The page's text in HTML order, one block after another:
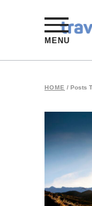
MENU
HOME / Posts